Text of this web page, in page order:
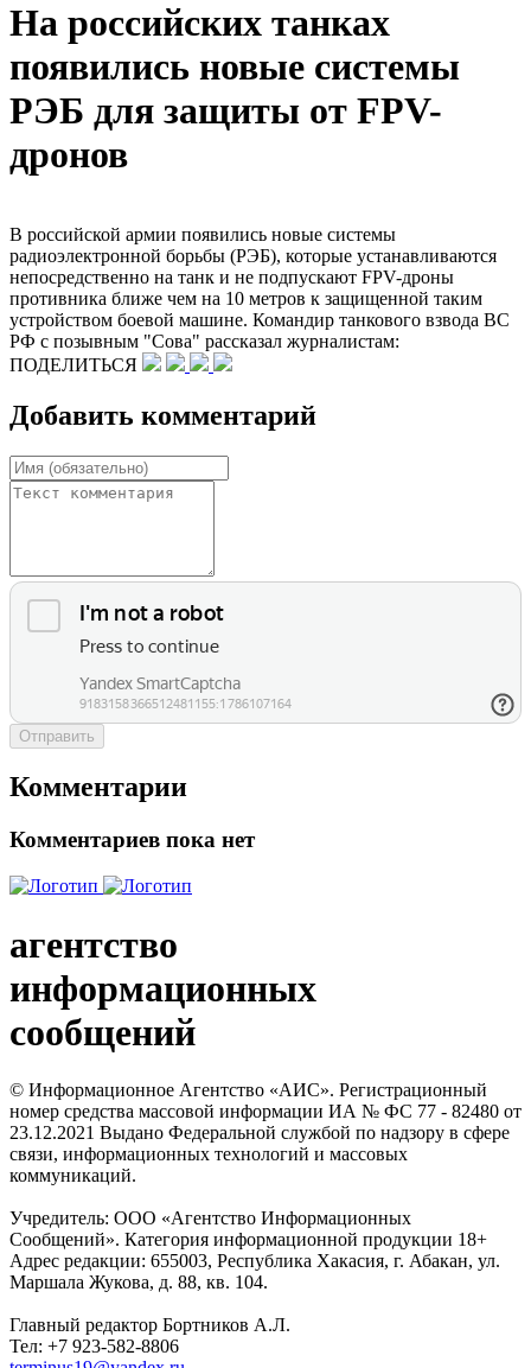
На российских танках
появились новые системы
РЭБ для защиты от FPV-​
дронов
В российской армии появились новые системы
радиоэлектронной борьбы (РЭБ), которые устанавливаются
непосредственно на танк и не подпускают FPV-​дроны
противника ближе чем на 10 метров к защищенной таким
устройством боевой машине. Командир танкового взвода ВС
РФ с позывным "Сова" рассказал журналистам:
ПОДЕЛИТЬСЯ
Добавить комментарий
Отправить
Комментарии
Комментариев пока нет
агентство
информационных
сообщений
© Информационное Агентство «АИС». Регистрационный
номер средства массовой информации ИА № ФС 77 - 82480 от
23.12.2021 Выдано Федеральной службой по надзору в сфере
связи, информационных технологий и массовых
коммуникаций.
Учредитель: ООО «Агентство Информационных
Сообщений». Категория информационной продукции 18+
Адрес редакции: 655003, Республика Хакасия, г. Абакан, ул.
Маршала Жукова, д. 88, кв. 104.
Главный редактор Бортников А.Л.
Тел: +7 923-582-8806